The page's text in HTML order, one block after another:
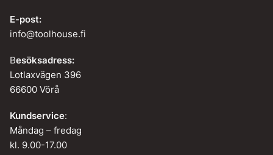
E-post:
info@toolhouse.fi
Besöksadress:
Lotlaxvägen 396
66600 Vörå
Kundservice:
Måndag – fredag
kl. 9.00-17.00